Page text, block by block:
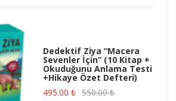
Dedektif Ziya “Macera
Sevenler İçin” (10 Kitap +
Okuduğunu Anlama Testi
+Hikaye Özet Defteri)
495.00₺ 550.00₺